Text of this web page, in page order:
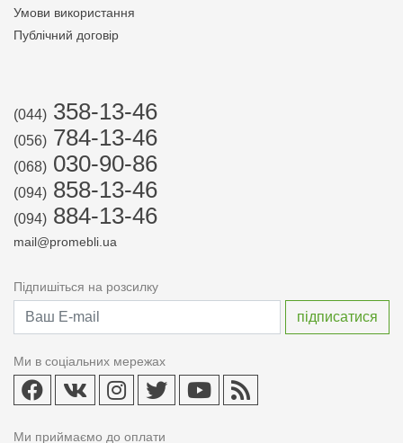
Умови використання
Публічний договір
(044) 358-13-46
(056) 784-13-46
(068) 030-90-86
(094) 858-13-46
(094) 884-13-46
mail@promebli.ua
Підпишіться на розсилку
Ми в соціальних мережах
Ми приймаємо до оплати